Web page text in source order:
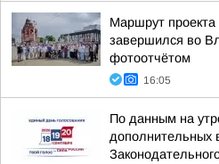
Маршрут
завершился во
фотоотчётом
16:05
По данным на
дополнительных